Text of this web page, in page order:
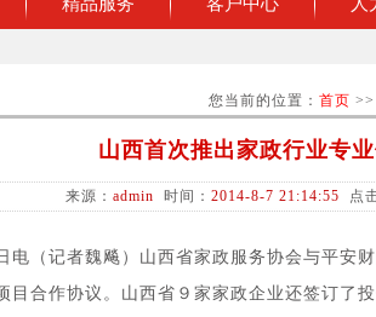
您当前的位置： 首页 >>
山西首次推出家政行业专
来源： admin 时间： 2014-8-7 21:14:55 点
电（记者魏飚）山西省家政服务协会与平安
目合作协议。山西省９家家政企业还签订了